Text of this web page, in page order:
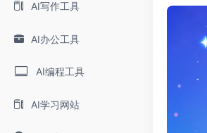
AI写作工具
AI办公工具
AI编程工具
AI学习网站